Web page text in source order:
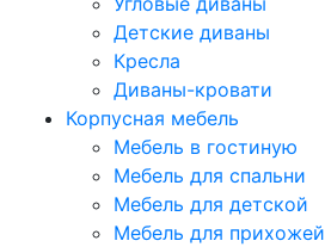
Детские диваны
Кресла
Диваны-кровати
Корпусная мебель
Мебель в гостиную
Мебель для спальни
Мебель для детской
Мебель для прихожей